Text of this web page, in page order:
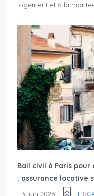
logement et à la
Bail civil à Paris
: assurance locative
3 juin 2026